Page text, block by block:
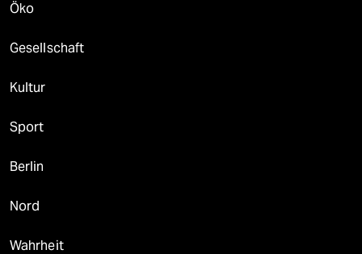
Öko
Gesellschaft
Kultur
Sport
Berlin
Nord
Wahrheit